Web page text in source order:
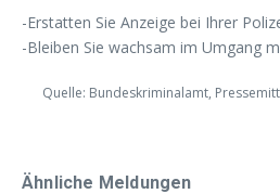
-Erstatten Sie Anzeige bei Ihrer
-Bleiben Sie wachsam im Umgang
Quelle: Bundeskriminalamt,
Ähnliche Meldungen